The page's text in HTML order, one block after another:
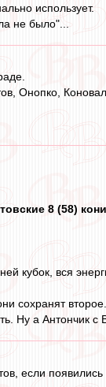
использует.
не было"...
Онопко,
8 (58)
кубок, вся
сохранят
Ну а Антончик
если